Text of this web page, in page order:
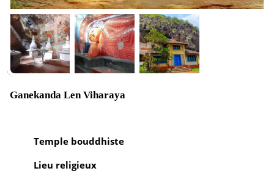
Ganekanda Len Viharaya
Temple bouddhiste
Lieu religieux